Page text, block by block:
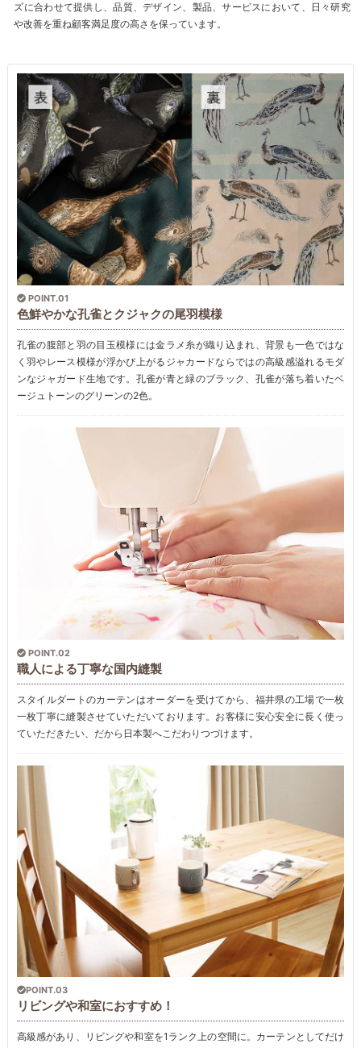
ズに合わせて提供し、品質、デザイン、製品、サービスにおいて、日々研究
や改善を重ね顧客満足度の高さを保っています。
POINT.01
色鮮やかな孔雀とクジャクの尾羽模様
孔雀の腹部と羽の目玉模様には金ラメ糸が織り込まれ、背景も一色ではな
く羽やレース模様が浮かび上がるジャカードならではの高級感溢れるモダ
ンなジャガード生地です。孔雀が青と緑のブラック、孔雀が落ち着いたベ
ージュトーンのグリーンの2色。
POINT.02
職人による丁寧な国内縫製
スタイルダートのカーテンはオーダーを受けてから、福井県の工場で一枚
一枚丁寧に縫製させていただいております。お客様に安心安全に長く使っ
ていただきたい、だから日本製へこだわりつづけます。
POINT.03
リビングや和室におすすめ！
高級感があり、リビングや和室を1ランク上の空間に。カーテンとしてだけ